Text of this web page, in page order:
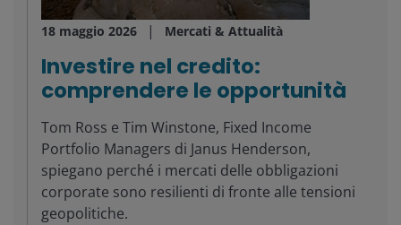
18 maggio 2026 Mercati & Attualità
Investire nel credito:
comprendere le opportunità
Tom Ross e Tim Winstone, Fixed Income
Portfolio Managers di Janus Henderson,
spiegano perché i mercati delle obbligazioni
corporate sono resilienti di fronte alle tensioni
geopolitiche.